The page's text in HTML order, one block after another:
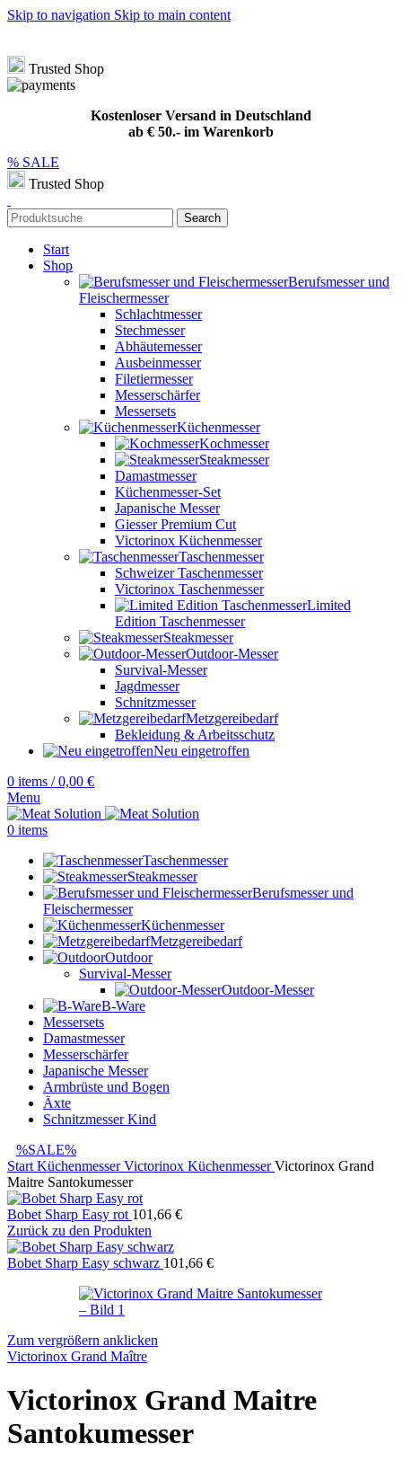
Skip to navigation Skip to main content
Trusted Shop
Kostenloser Versand in Deutschland
ab € 50.- im Warenkorb
% SALE
Trusted Shop
Search
Start
Shop
Berufsmesser und
Fleischermesser
Schlachtmesser
Stechmesser
Abhäutemesser
Ausbeinmesser
Filetiermesser
Messerschärfer
Messersets
Küchenmesser
Kochmesser
Steakmesser
Damastmesser
Küchenmesser-Set
Japanische Messer
Giesser Premium Cut
Victorinox Küchenmesser
Taschenmesser
Schweizer Taschenmesser
Victorinox Taschenmesser
Limited
Edition Taschenmesser
Steakmesser
Outdoor-Messer
Survival-Messer
Jagdmesser
Schnitzmesser
Metzgereibedarf
Bekleidung & Arbeitsschutz
Neu eingetroffen
0 items / 0,00 €
Menu
0 items
Taschenmesser
Steakmesser
Berufsmesser und
Fleischermesser
Küchenmesser
Metzgereibedarf
Outdoor
Survival-Messer
Outdoor-Messer
B-Ware
Messersets
Damastmesser
Messerschärfer
Japanische Messer
Armbrüste und Bogen
Äxte
Schnitzmesser Kind
%SALE%
Start KüchenmesserVictorinox KüchenmesserVictorinox Grand
Maitre Santokumesser
Bobet Sharp Easy rot 101,66 €
Zurück zu den Produkten
Bobet Sharp Easy schwarz 101,66 €
Zum vergrößern anklicken
Victorinox Grand Maître
Victorinox Grand Maitre
Santokumesser